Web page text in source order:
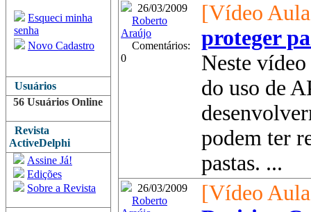
Esqueci minha
senha
Novo Cadastro
Usuários
56 Usuários Online
Revista
ActiveDelphi
Assine Já!
Edições
Sobre a Revista
26/03/2009
Roberto
Araújo
Comentários:
0
[Vídeo
proteger
Neste
do uso de
podem ter
pastas. ...
26/03/2009
Roberto
[Vídeo